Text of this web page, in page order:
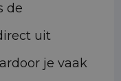
de
uit
je vaak